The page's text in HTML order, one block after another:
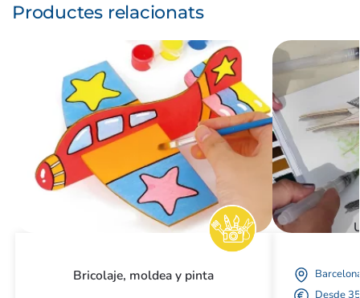
Productes relacionats
Bricolaje, moldea y pinta